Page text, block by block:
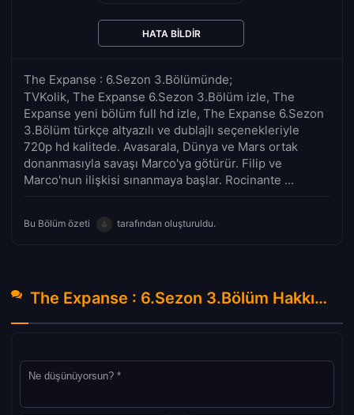
The Expanse : 6.Sezon 3.Bölümünde;
TVKolik, The Expanse 6.Sezon 3.Bölüm izle, The
Expanse yeni bölüm full hd izle, The Expanse 6.Sezon
3.Bölüm türkçe altyazılı ve dublajlı seçenekleriyle
720p hd kalitede. Avasarala, Dünya ve Mars ortak
donanmasıyla savaşı Marco'ya götürür. Filip ve
Marco'nun ilişkisi sınanmaya başlar. Rocinante ...
Bu Bölüm özeti tarafından oluşturuldu.
HATA BILDIR
The Expanse : 6.Sezon 3.Bölüm Hakkında Yorumlar